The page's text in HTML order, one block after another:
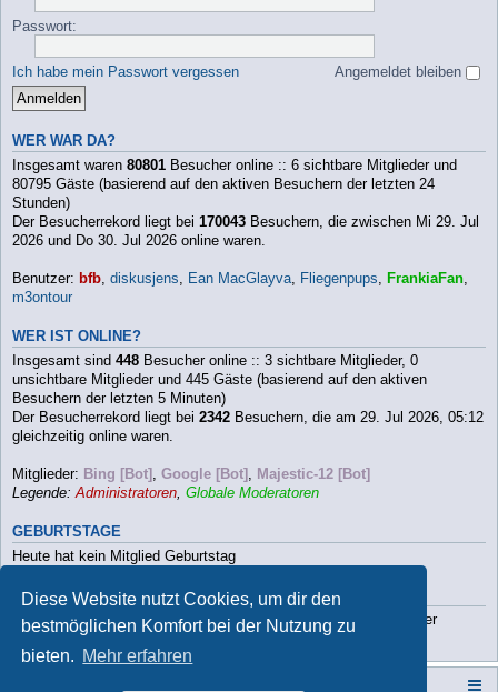
Diese Website nutzt Cookies, um dir den
bestmöglichen Komfort bei der Nutzung zu
bieten. Mehr erfahren
Passwort:
Ich habe mein Passwort vergessen Angemeldet bleiben
WER WAR DA?
Insgesamt waren 80801 Besucher online :: 6 sichtbare Mitglieder und
80795 Gäste (basierend auf den aktiven Besuchern der letzten 24
Stunden)
Der Besucherrekord liegt bei 170043 Besuchern, die zwischen Mi 29. Jul
2026 und Do 30. Jul 2026 online waren.
Benutzer: bfb, diskusjens, Ean MacGlayva, Fliegenpups, FrankiaFan,
m3ontour
WER IST ONLINE?
Insgesamt sind 448 Besucher online :: 3 sichtbare Mitglieder, 0
unsichtbare Mitglieder und 445 Gäste (basierend auf den aktiven
Besuchern der letzten 5 Minuten)
Der Besucherrekord liegt bei 2342 Besuchern, die am 29. Jul 2026, 05:12
gleichzeitig online waren.
Mitglieder: Bing [Bot] , Google [Bot] , Majestic-12 [Bot]
Legende:Administratoren, Globale Moderatoren
GEBURTSTAGE
Heute hat kein Mitglied Geburtstag
STATISTIK
Beiträge insgesamt 112790• Themen insgesamt9813
• Mitglieder
insgesamt3202 Paula2026